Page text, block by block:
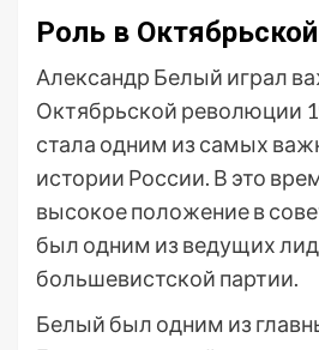
Роль в
Александр Белый играл
Октябрьской революции
стала одним из самых
истории России. В это
высокое положение в
был одним из ведущих
большевистской партии.
Белый был одним из